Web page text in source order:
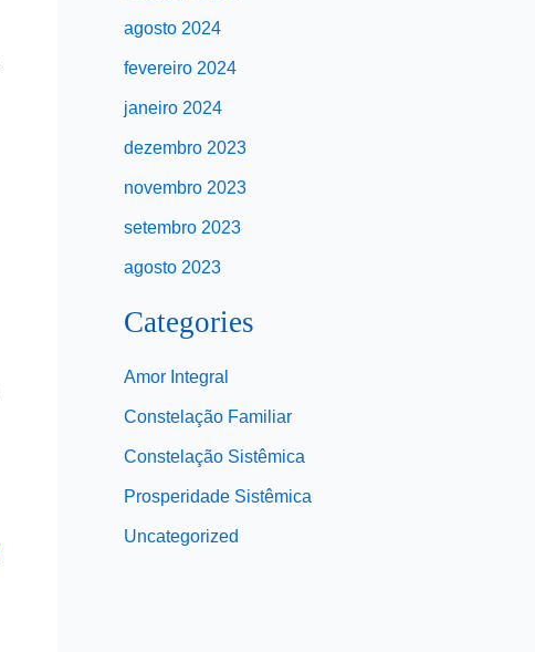
agosto 2024
fevereiro 2024
janeiro 2024
dezembro 2023
novembro 2023
setembro 2023
agosto 2023
Categories
Amor Integral
Constelação Familiar
Constelação Sistêmica
Prosperidade Sistêmica
Uncategorized